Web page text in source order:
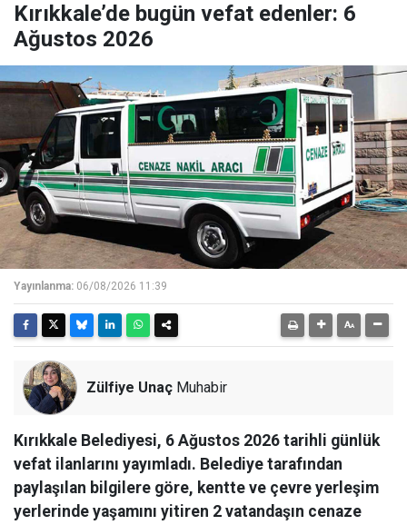
Kırıkkale’de bugün vefat edenler: 6
Ağustos 2026
Yayınlanma: 06/08/2026 11:39
Zülfiye Unaç Muhabir
Kırıkkale Belediyesi, 6 Ağustos 2026 tarihli günlük
vefat ilanlarını yayımladı. Belediye tarafından
paylaşılan bilgilere göre, kentte ve çevre yerleşim
yerlerinde yaşamını yitiren 2 vatandaşın cenaze